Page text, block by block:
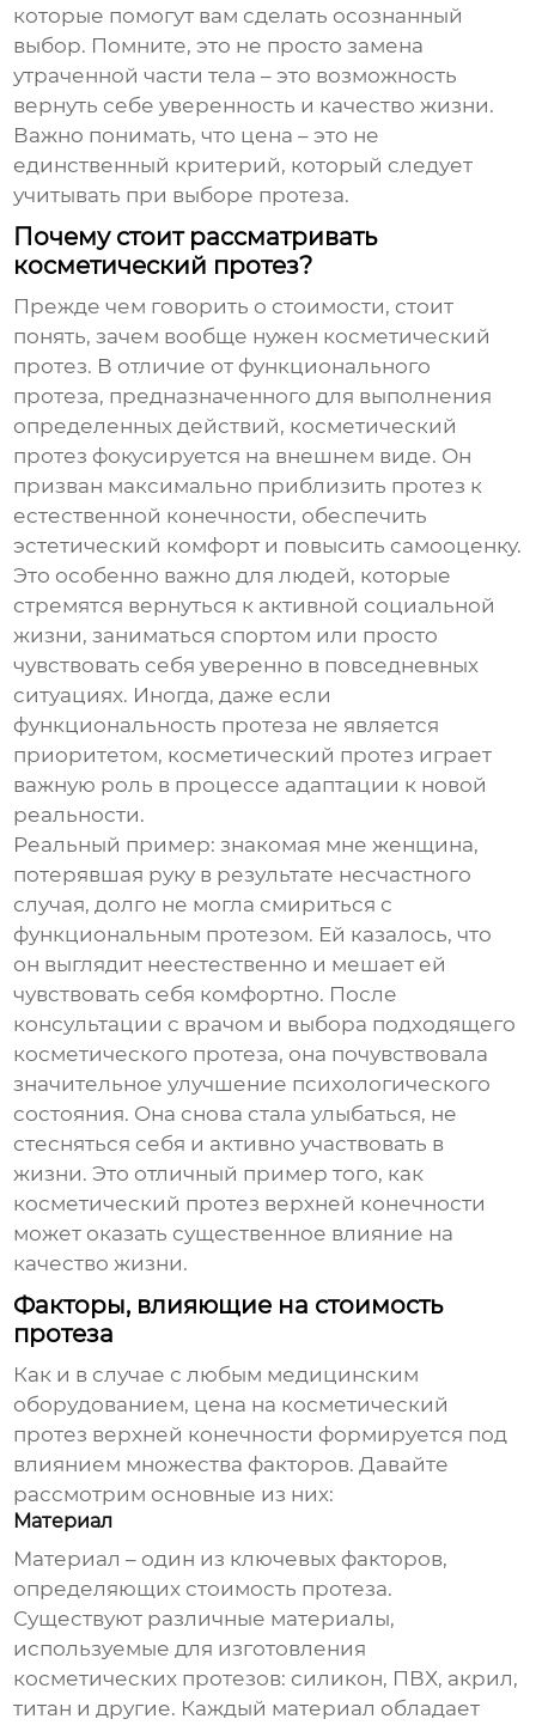
которые помогут вам сделать осознанный
выбор. Помните, это не просто замена
утраченной части тела – это возможность
вернуть себе уверенность и качество жизни.
Важно понимать, что цена – это не
единственный критерий, который следует
учитывать при выборе протеза.
Почему стоит рассматривать
косметический протез?
Прежде чем говорить о стоимости, стоит
понять, зачем вообще нужен косметический
протез. В отличие от функционального
протеза, предназначенного для выполнения
определенных действий, косметический
протез фокусируется на внешнем виде. Он
призван максимально приблизить протез к
естественной конечности, обеспечить
эстетический комфорт и повысить самооценку.
Это особенно важно для людей, которые
стремятся вернуться к активной социальной
жизни, заниматься спортом или просто
чувствовать себя уверенно в повседневных
ситуациях. Иногда, даже если
функциональность протеза не является
приоритетом, косметический протез играет
важную роль в процессе адаптации к новой
реальности.
Реальный пример: знакомая мне женщина,
потерявшая руку в результате несчастного
случая, долго не могла смириться с
функциональным протезом. Ей казалось, что
он выглядит неестественно и мешает ей
чувствовать себя комфортно. После
консультации с врачом и выбора подходящего
косметического протеза, она почувствовала
значительное улучшение психологического
состояния. Она снова стала улыбаться, не
стесняться себя и активно участвовать в
жизни. Это отличный пример того, как
косметический протез верхней конечности
может оказать существенное влияние на
качество жизни.
Факторы, влияющие на стоимость
протеза
Как и в случае с любым медицинским
оборудованием, цена на косметический
протез верхней конечности формируется под
влиянием множества факторов. Давайте
рассмотрим основные из них:
Материал
Материал – один из ключевых факторов,
определяющих стоимость протеза.
Существуют различные материалы,
используемые для изготовления
косметических протезов: силикон, ПВХ, акрил,
титан и другие. Каждый материал обладает